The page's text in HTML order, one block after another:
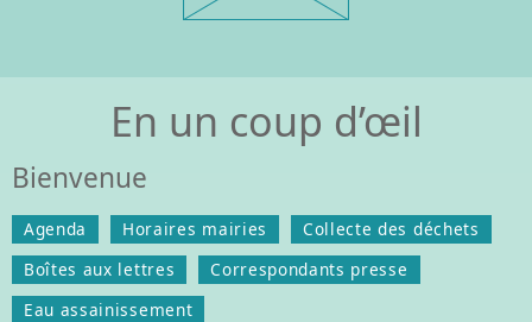
En un coup d’œil
Bienvenue
Agenda Horaires mairies
Collecte des déchets
Boîtes aux lettres
Correspondants presse
Eau assainissement